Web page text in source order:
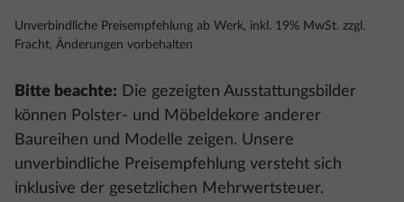
Unverbindliche Preisempfehlung ab Werk, inkl. 19% MwSt. zzgl.
Fracht, Änderungen vorbehalten
Bitte beachte: Die gezeigten Ausstattungsbilder
können Polster- und Möbeldekore anderer
Baureihen und Modelle zeigen. Unsere
unverbindliche Preisempfehlung versteht sich
inklusive der gesetzlichen Mehrwertsteuer.